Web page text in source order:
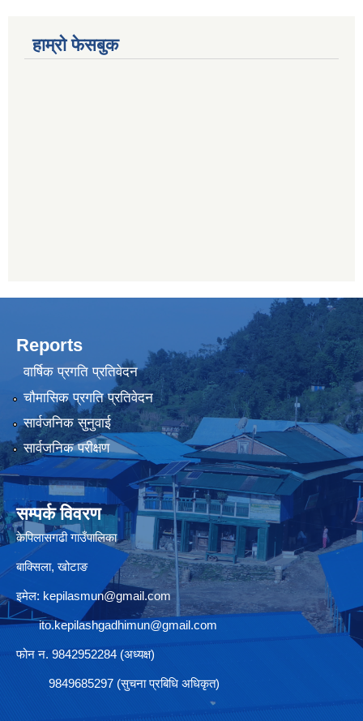
हाम्रो फेसबुक
Reports
वार्षिक प्रगति प्रतिवेदन
चौमासिक प्रगति प्रतिवेदन
सार्वजनिक सुनुवाई
सार्वजनिक परीक्षण
सम्पर्क विवरण
केपिलासगढी गाउँपालिका
बाक्सिला, खोटाङ
इमेल: kepilasmun@gmail.com
ito.kepilashgadhimun@gmail.com
फोन न. 9842952284 (अध्यक्ष)
9849685297 (सुचना प्रबिधि अधिकृत)